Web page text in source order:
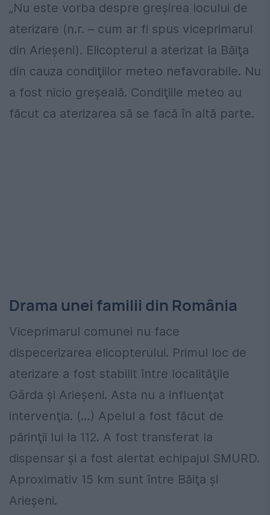
„Nu este vorba despre greşirea locului de
aterizare (n.r. – cum ar fi spus viceprimarul
din Arieşeni). Elicopterul a aterizat la Băiţa
din cauza condiţiilor meteo nefavorabile. Nu
a fost nicio greşeală. Condiţiile meteo au
făcut ca aterizarea să se facă în altă parte.
Drama unei familii din România
Viceprimarul comunei nu face
dispecerizarea elicopterului. Primul loc de
aterizare a fost stabilit între localităţile
Gârda şi Arieşeni. Asta nu a influenţat
intervenţia. (…) Apelul a fost făcut de
părinţii lui la 112. A fost transferat la
dispensar şi a fost alertat echipajul SMURD.
Aproximativ 15 km sunt între Băiţa şi
Arieşeni.